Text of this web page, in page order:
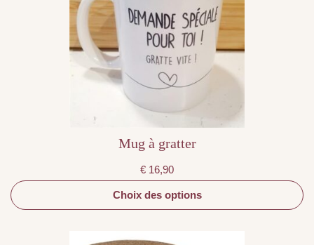
Mug à gratter
€ 16,90
Choix des options
options
peuvent
être
sur
la
page